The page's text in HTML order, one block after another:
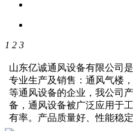
1 2 3
山东亿诚通风设备有限公司
专业生产及销售：通风气楼
等通风设备的企业，我公司
备，通风设备被广泛应用于
有率。产品质量好、性能稳